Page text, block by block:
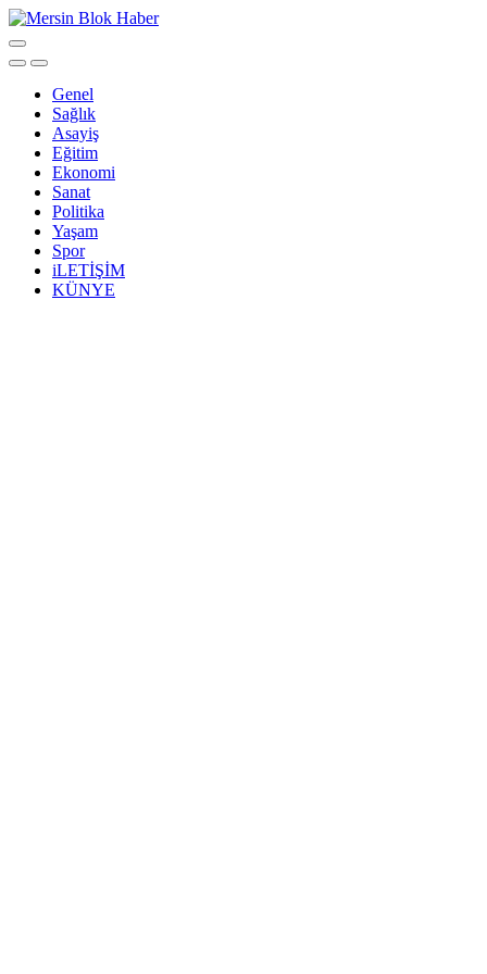
Genel
Sağlık
Asayiş
Eğitim
Ekonomi
Sanat
Politika
Yaşam
Spor
iLETİŞİM
KÜNYE